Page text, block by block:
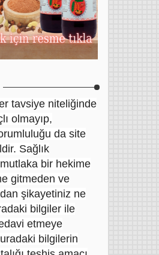
tavsiye niteliğinde
olmayıp,
da site
Sağlık
bir hekime
gitmeden ve
şikayetiniz ne
bilgiler ile
etmeye
bilgilerin